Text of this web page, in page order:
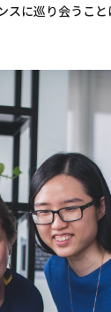
スに巡り会うこと